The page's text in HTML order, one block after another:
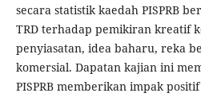
secara statistik kaedah PISPRB
TRD terhadap pemikiran kreatif
penyiasatan, idea baharu, reka
komersial. Dapatan kajian ini
PISPRB memberikan impak